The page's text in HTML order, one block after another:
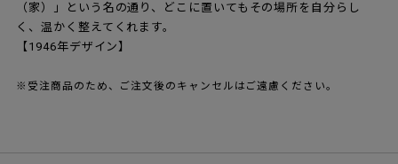
（家）」という名の通り、どこに置いてもその場所を自分らし
く、温かく整えてくれます。
【1946年デザイン】
※受注商品のため、ご注文後のキャンセルはご遠慮ください。